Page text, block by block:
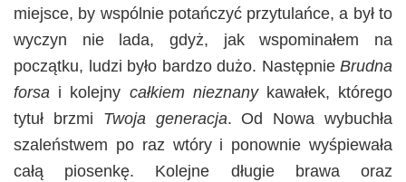
miejsce, by wspólnie potańczyć przytulańce, a był to
wyczyn nie lada, gdyż, jak wspominałem na
początku, ludzi było bardzo dużo. Następnie Brudna
forsa i kolejny całkiem nieznany kawałek, którego
tytuł brzmi Twoja generacja. Od Nowa wybuchła
szaleństwem po raz wtóry i ponownie wyśpiewała
całą piosenkę. Kolejne długie brawa oraz